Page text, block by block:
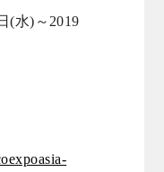
(水)～2019